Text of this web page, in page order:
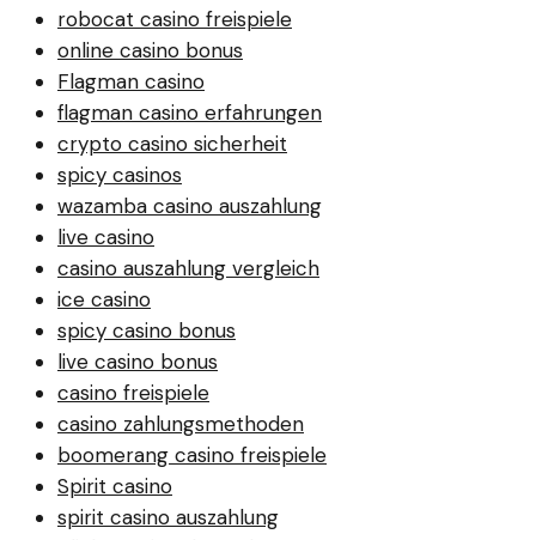
robocat casino freispiele
online casino bonus
Flagman casino
flagman casino erfahrungen
crypto casino sicherheit
spicy casinos
wazamba casino auszahlung
live casino
casino auszahlung vergleich
ice casino
spicy casino bonus
live casino bonus
casino freispiele
casino zahlungsmethoden
boomerang casino freispiele
Spirit casino
spirit casino auszahlung